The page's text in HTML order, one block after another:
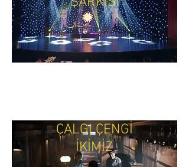
ÇALGI ÇENGİ
İKİMİZ